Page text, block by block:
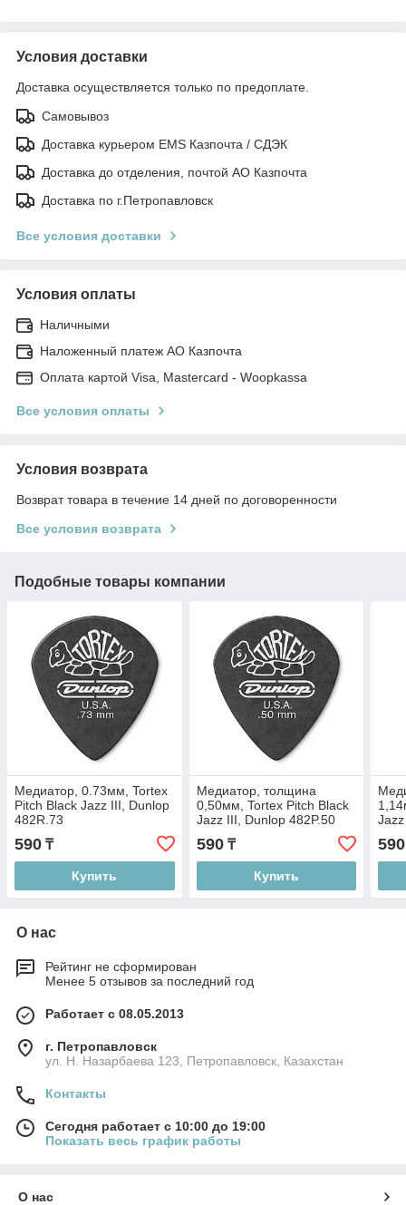
Условия доставки
Доставка осуществляется только по предоплате.
Самовывоз
Доставка курьером EMS Казпочта / СДЭК
Доставка до отделения, почтой АО Казпочта
Доставка по г.Петропавловск
Все условия доставки
Условия оплаты
Наличными
Наложенный платеж АО Казпочта
Оплата картой Visa, Mastercard - Woopkassa
Все условия оплаты
Условия возврата
Возврат товара в течение 14 дней по договоренности
Все условия возврата
Подобные товары компании
Медиатор, 0.73мм, Tortex
Pitch Black Jazz III, Dunlop
482R.73
590 ₸
Купить
Медиатор, толщина
0,50мм, Tortex Pitch Black
Jazz III, Dunlop 482P.50
590₸
Купить
590
О нас
Рейтинг не сформирован
Менее 5 отзывов за последний год
Работает с 08.05.2013
г. Петропавловск
ул. Н. Назарбаева 123, Петропавловск, Казахстан
Контакты
Сегодня работает с 10:00 до 19:00
Показать весь график работы
О нас